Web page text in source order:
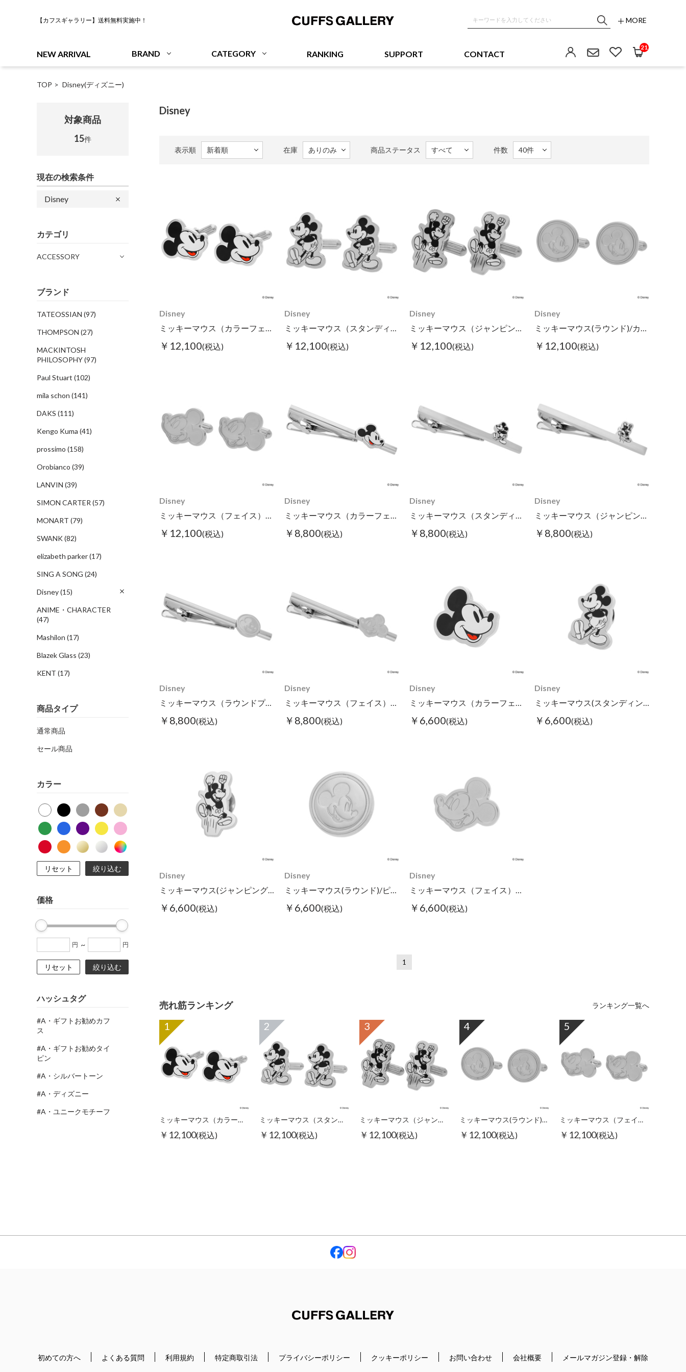
【カフスギャラリー】送料無料実施中！ MORE
NEW ARRIVAL BRAND CATEGORY RANKING SUPPORT CONTACT
21
TOP Disney(ディズニー)
対象商品
15件
現在の検索条件
Disney
カテゴリ
ACCESSORY
ブランド
TATEOSSIAN (97)
THOMPSON (27)
MACKINTOSH
PHILOSOPHY(97)
Paul Stuart (102)
mila schon (141)
DAKS (111)
Kengo Kuma (41)
prossimo (158)
Orobianco (39)
LANVIN (39)
SIMON CARTER (57)
MONART (79)
SWANK(82)
elizabeth parker(17)
SING A SONG (24)
Disney(15)
ANIME・CHARACTER
(47)
Mashilon (17)
Blazek Glass (23)
KENT (17)
商品タイプ
通常商品
セール商品
カラー
リセット 絞り込む
価格
円 ~ 円
リセット 絞り込む
ハッシュタグ
#A・ギフトお勧めカフ
ス
#A・ギフトお勧めタイ
ピン
#A・シルバートーン
#A・ディズニー
#A・ユニークモチーフ
Disney
表示順 在庫 商品ステータス 件数
Disney
ミッキーマウス（カラーフェイス）/カフス
￥12,100(税込)
Disney
ミッキーマウス（スタンディング）/カフス
￥12,100(税込)
Disney
ミッキーマウス（ジャンピング）/カフス
￥12,100(税込)
Disney
ミッキーマウス(ラウンド)/カフス
￥12,100(税込)
Disney
ミッキーマウス（フェイス）/カフス
￥12,100(税込)
Disney
ミッキーマウス（カラーフェイス）/タイピン
￥8,800(税込)
Disney
ミッキーマウス（スタンディング）/タイピン
￥8,800(税込)
Disney
ミッキーマウス（ジャンピング）/タイピン
￥8,800(税込)
Disney
ミッキーマウス（ラウンドプレート）/タイピン
￥8,800(税込)
Disney
ミッキーマウス（フェイス）/タイピン
￥8,800(税込)
Disney
ミッキーマウス（カラーフェイス）/ピンズ
￥6,600(税込)
Disney
ミッキーマウス(スタンディング)/ピンズ
￥6,600(税込)
Disney
ミッキーマウス(ジャンピング)/ピンズ
￥6,600(税込)
Disney
ミッキーマウス(ラウンド)/ピンズ
￥6,600(税込)
Disney
ミッキーマウス（フェイス）/ピンズ
￥6,600(税込)
1
売れ筋ランキング ランキング一覧へ
1
ミッキーマウス（カラーフェイス）/カフス
￥12,100(税込)
2
ミッキーマウス（スタンディング）/カフス
￥12,100(税込)
3
ミッキーマウス（ジャンピング）/カフス
￥12,100(税込)
4
ミッキーマウス(ラウンド)/カフス
￥12,100(税込)
5
ミッキーマウス（フェイス）/カフス
￥12,100(税込)
初めての方へ よくある質問 利用規約 特定商取引法 プライバシーポリシー クッキーポリシー お問い合わせ 会社概要 メールマガジン登録・解除